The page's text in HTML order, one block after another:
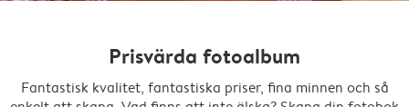
Prisvärda fotoalbum
Fantastisk kvalitet, fantastiska priser, fina minnen och så